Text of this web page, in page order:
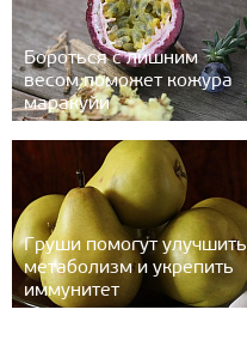
Бороться с лишним
весом поможет кожура
маракуйи
Груши помогут улучшить
метаболизм и укрепить
иммунитет